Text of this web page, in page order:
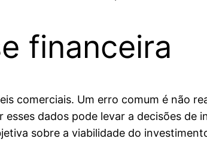
financeira
comerciais. Um erro comum é não
dados pode levar a decisões de
sobre a viabilidade do